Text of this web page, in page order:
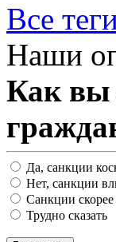
Все
Наши
Как вы
Да, санкции
Нет, санкции
Санкции
Трудно сказать